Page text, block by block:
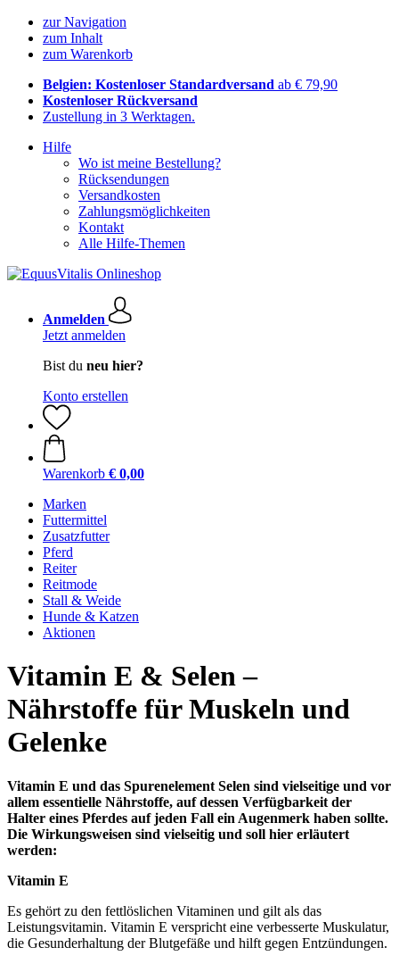
zur Navigation
zum Inhalt
zum Warenkorb
Belgien: Kostenloser Standardversand ab € 79,90
Kostenloser Rückversand
Zustellung in 3 Werktagen.
Hilfe
Wo ist meine Bestellung?
Rücksendungen
Versandkosten
Zahlungsmöglichkeiten
Kontakt
Alle Hilfe-Themen
Anmelden
Jetzt anmelden
Bist du neu hier?
Konto erstellen
Warenkorb € 0,00
Marken
Futtermittel
Zusatzfutter
Pferd
Reiter
Reitmode
Stall & Weide
Hunde & Katzen
Aktionen
Vitamin E & Selen –
Nährstoffe für Muskeln und
Gelenke
Vitamin E und das Spurenelement Selen sind vielseitige und vor
allem essentielle Nährstoffe, auf dessen Verfügbarkeit der
Halter eines Pferdes auf jeden Fall ein Augenmerk haben sollte.
Die Wirkungsweisen sind vielseitig und soll hier erläutert
werden:
Vitamin E
Es gehört zu den fettlöslichen Vitaminen und gilt als das
Leistungsvitamin. Vitamin E verspricht eine verbesserte Muskulatur,
die Gesunderhaltung der Blutgefäße und hilft gegen Entzündungen.